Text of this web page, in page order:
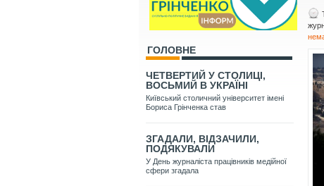
ГОЛОВНЕ
ЧЕТВЕРТИЙ У СТОЛИЦІ,
ВОСЬМИЙ В УКРАЇНІ
Київський столичний університет імені
Бориса Грінченка став
ЗГАДАЛИ, ВІДЗАЧИЛИ,
ПОДЯКУВАЛИ
У День журналіста працівників медійної
сфери згадала